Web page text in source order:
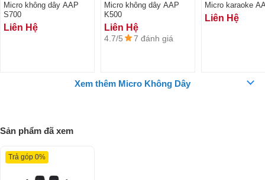
Trên tay mic không dây và đầu thu đều được trang bị màn hình hiển
bấm nguồn, điều chỉnh âm lượng,...
Khả năng thu phát sóng ổn định
Micro không dây AAP
S700
Liên Hệ
Micro không dây AAP
K500
Liên Hệ
4.7/5 7 đánh giá
Micro karaoke
Liên Hệ
Xem thêm Micro Không Dây
Sản phẩm đã xem
Trả góp 0%